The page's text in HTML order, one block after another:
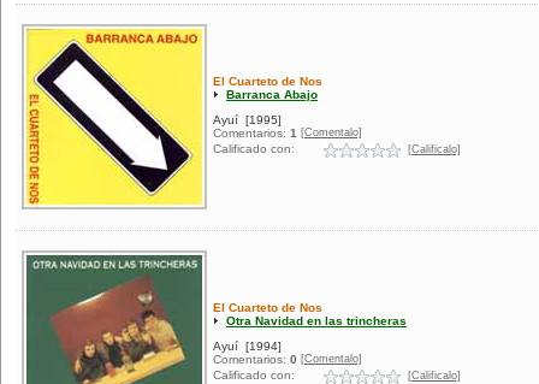
El Cuarteto de Nos
Barranca Abajo
Ayuí [1995]
Comentarios: 1 [Comentalo]
Calificado con: [Calificalo]
El Cuarteto de Nos
Otra Navidad en las trincheras
Ayuí [1994]
Comentarios: 0 [Comentalo]
Calificado con: [Calificalo]